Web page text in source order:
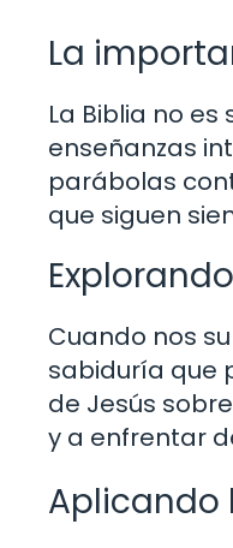
La
La Biblia no
enseñanzas
parábolas
que siguen
Cuando nos
sabiduría que
de Jesús
y a enfrentar
Aplicando